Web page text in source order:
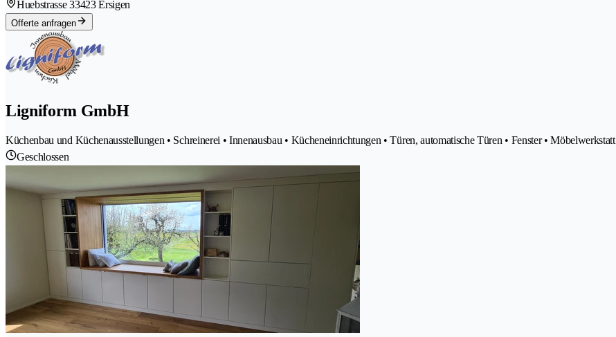
Huebstrasse 33423 Ersigen
Offerte anfragen
Ligniform GmbH
Küchenbau und Küchenausstellungen • Schreinerei • Innenausbau • Kücheneinrichtungen • Türen, automatische Türen • Fenster • Möbelwerkstatt
Geschlossen